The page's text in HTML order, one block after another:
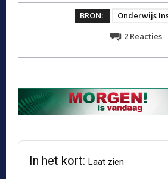
BRON:
Onderwijs
2Reacties
In het kort: Laat zien